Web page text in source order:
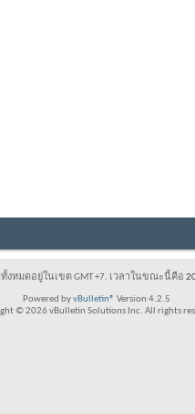
ทั้งหมดอยู่ในเขต GMT +7. เวลาในขณะนี้คือ
Powered byvBulletin® Version 4.2.5
© 2026 vBulletin Solutions Inc. All rights